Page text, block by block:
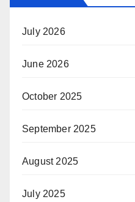
July 2026
June 2026
October 2025
September 2025
August 2025
July 2025